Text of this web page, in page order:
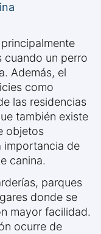
cuando un perro
Además, el
como
las residencias
también existe
objetos
importancia de
canina.
parques
donde se
mayor facilidad.
ocurre de